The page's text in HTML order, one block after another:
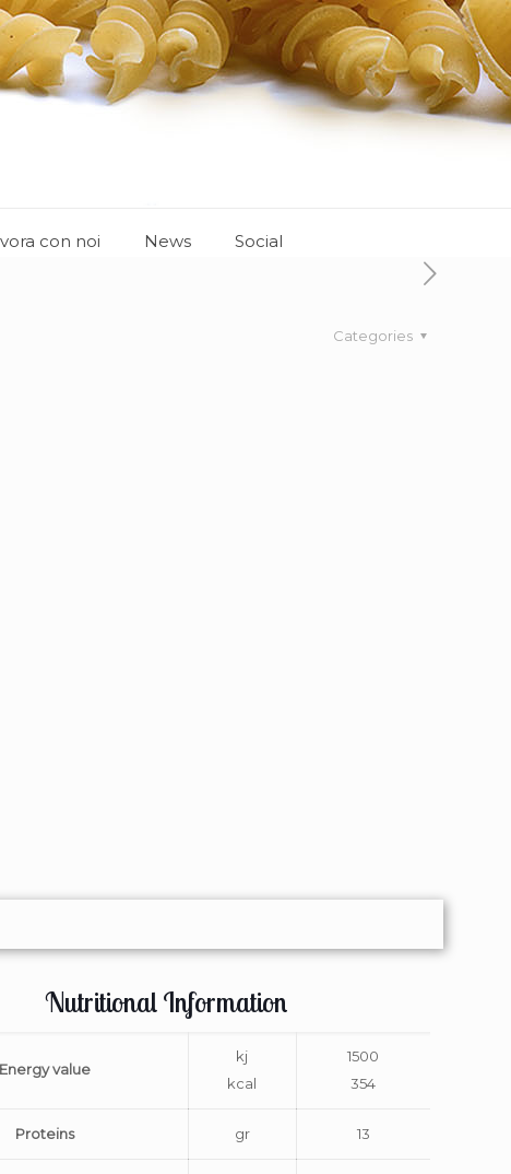
con noi News Social
Categories
Nutritional Information
Energy value
kj
kcal
1500
354
Proteins gr 13